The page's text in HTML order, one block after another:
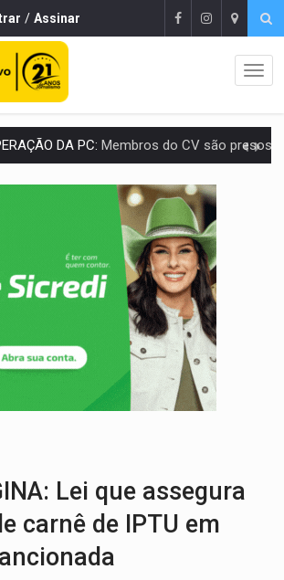
/ Assinar
DA PC: Membros do CV são presos com armas e drogas
GRATUITA:Espetáculo As Marias Somos Nós será
Três são presos após furto de motocicleta em frente
Cerejeiras completa 43 anos de emancipação com
Anvisa desmente boato sobre presença de plástico ou
Pitbulls fogem de residência e atacam casal de idosos
CONJUNTA: Forças policiais apreendem cerca de 1kg de
APURANDO: Flávio Bolsonaro escolhe Alfredo Gaspar como vice, alvo de
Lei que assegura
carnê de IPTU em